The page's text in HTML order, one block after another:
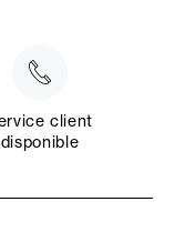
client
disponible